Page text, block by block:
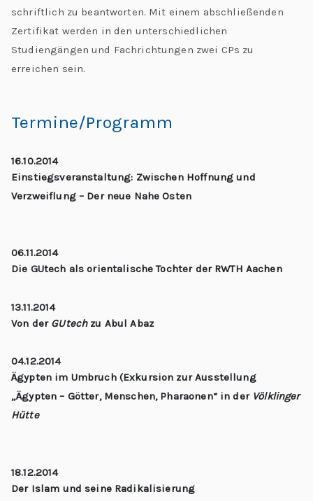
schriftlich zu beantworten. Mit einem abschließenden
Zertifikat werden in den unterschiedlichen
Studiengängen und Fachrichtungen zwei CPs zu
erreichen sein.
Termine/Programm
16.10.2014
Einstiegsveranstaltung: Zwischen Hoffnung und
Verzweiflung – Der neue Nahe Osten
06.11.2014
Die GUtech als orientalische Tochter der RWTH Aachen
13.11.2014
Von der GUtechzu Abul Abaz
04.12.2014
Ägypten im Umbruch (Exkursion zur Ausstellung
„Ägypten – Götter, Menschen, Pharaonen“ in der Völklinger
Hütte
18.12.2014
Der Islam und seine Radikalisierung